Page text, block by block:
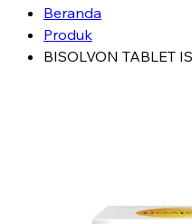
Beranda
Produk
BISOLVON TABLET